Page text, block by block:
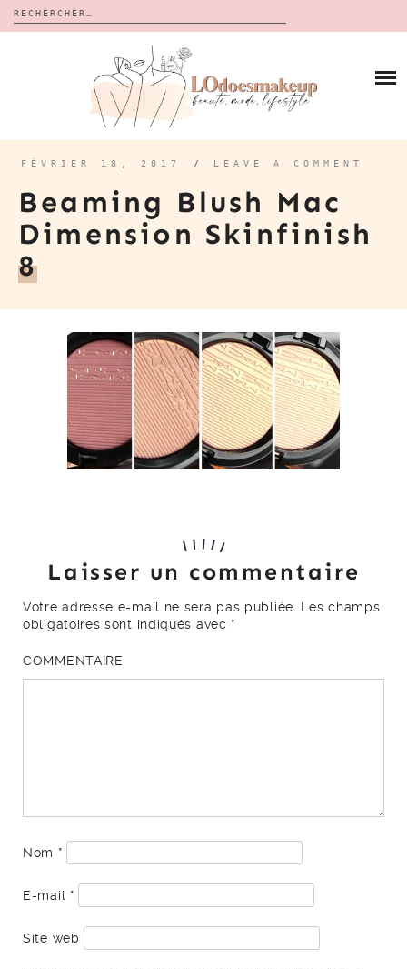
Rechercher :
CALENDRIERS DE L’AVENT
BON PLAN
À PROPOS
CONTACT
FÉVRIER 18, 2017 / LEAVE A COMMENT
Beaming Blush Mac
Dimension Skinfinish
8
Laisser un commentaire
Votre adresse e-mail ne sera pas publiée.
Les champs
obligatoires sont indiqués avec *
COMMENTAIRE
Nom *
E-mail *
Site web